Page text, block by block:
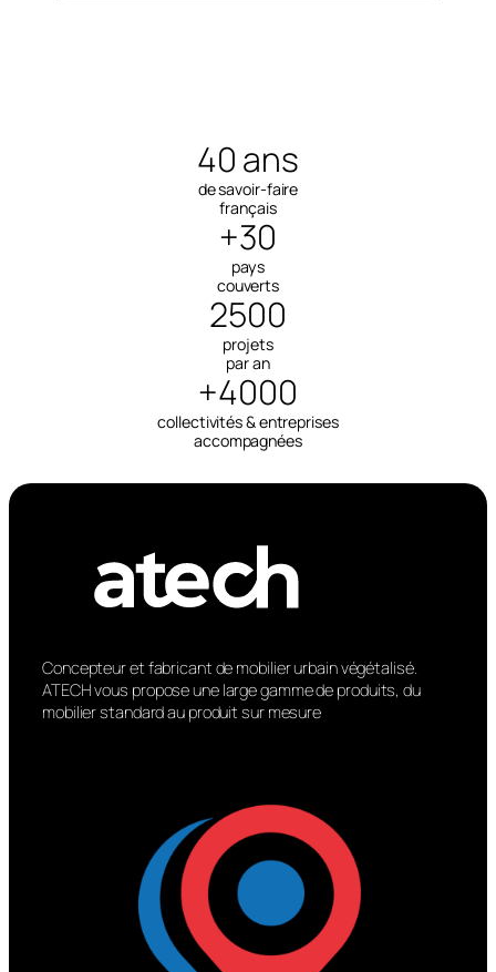
40 ans
de savoir-faire
français
+30
pays
couverts
2500
projets
par an
+4000
collectivités & entreprises
accompagnées
Concepteur et fabricant de mobilier urbain végétalisé.
ATECH vous propose une large gamme de produits, du
mobilier standard au produit sur mesure